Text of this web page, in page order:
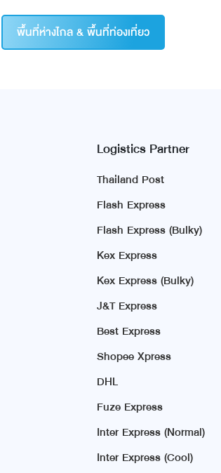
พื้นที่ห่างไกล & พื้นที่ท่องเที่ยว
Logistics Partner
Thailand Post
Flash Express
Flash Express (Bulky)
Kex Express
Kex Express (Bulky)
J&T Express
Best Express
Shopee Xpress
DHL
Fuze Express
Inter Express (Normal)
Inter Express (Cool)